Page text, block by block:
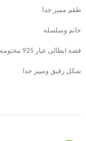
طقم مميز جدا
خاتم وسلسله
فضه ايطالى عيار 925 مختومه
شكل رقيق ومييز جدا